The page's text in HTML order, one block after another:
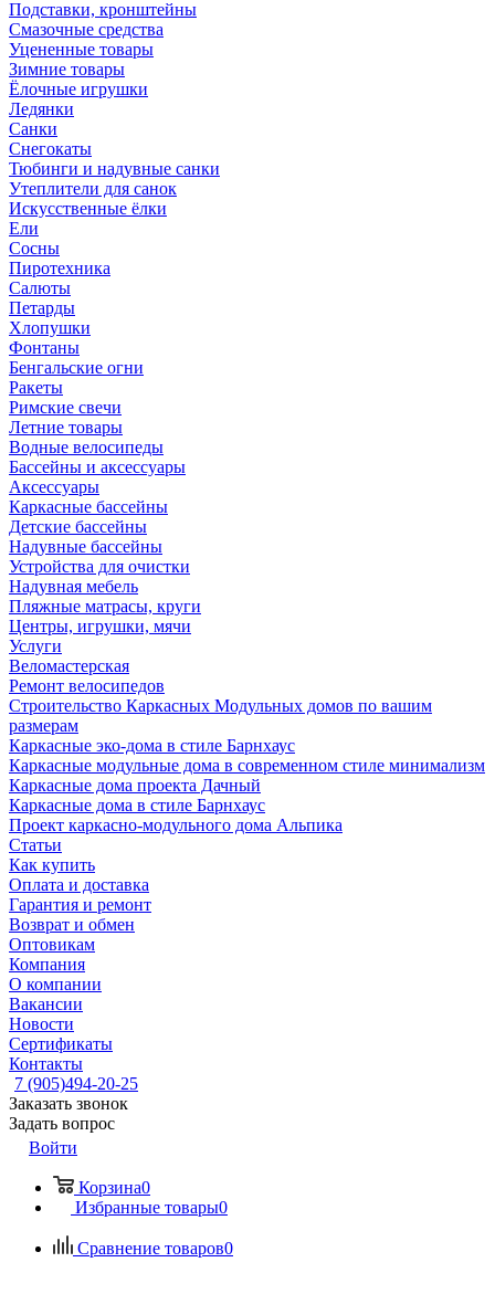
Подставки, кронштейны
Смазочные средства
Уцененные товары
Зимние товары
Ёлочные игрушки
Ледянки
Санки
Снегокаты
Тюбинги и надувные санки
Утеплители для санок
Искусственные ёлки
Ели
Сосны
Пиротехника
Салюты
Петарды
Хлопушки
Фонтаны
Бенгальские огни
Ракеты
Римские свечи
Летние товары
Водные велосипеды
Бассейны и аксессуары
Аксессуары
Каркасные бассейны
Детские бассейны
Надувные бассейны
Устройства для очистки
Надувная мебель
Пляжные матрасы, круги
Центры, игрушки, мячи
Услуги
Веломастерская
Ремонт велосипедов
Строительство Каркасных Модульных домов по вашим
размерам
Каркасные эко-дома в стиле Барнхаус
Каркасные модульные дома в современном стиле минимализм
Каркасные дома проекта Дачный
Каркасные дома в стиле Барнхаус
Проект каркасно-модульного дома Альпика
Статьи
Как купить
Оплата и доставка
Гарантия и ремонт
Возврат и обмен
Оптовикам
Компания
О компании
Вакансии
Новости
Сертификаты
Контакты
7 (905)494-20-25
Заказать звонок
Задать вопрос
Войти
Корзина0
Избранные товары0
Сравнение товаров0